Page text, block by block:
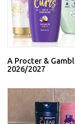
A Procter &
2026/2027